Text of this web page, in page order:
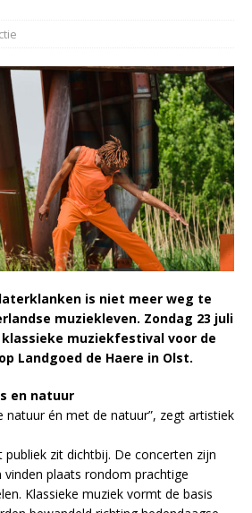
is niet meer weg te
muziekleven. Zondag 23 juli
klassieke muziekfestival voor de
Landgoed de Haere in Olst.
en natuur
natuur én met de natuur”, zegt artistiek
publiek zit dichtbij. De concerten zijn
plaats rondom prachtige
Klassieke muziek vormt de basis